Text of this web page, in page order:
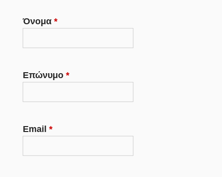
Όνομα *
Επώνυμο *
Email *